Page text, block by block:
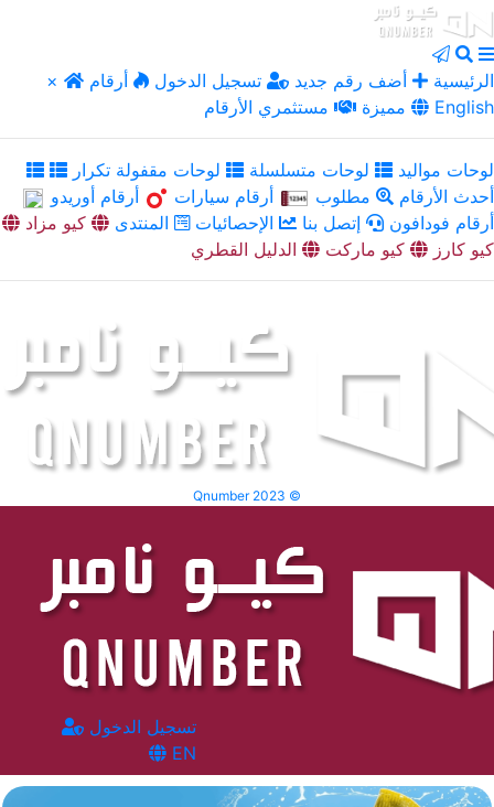
× الرئيسية أضف رقم جديد تسجيل الدخول
أرقام
مميزة
مستثمري الأرقام English
لوحات مواليد لوحات متسلسلة
لوحات مقفولة تكرار
أحدث الأرقام
مطلوب أرقام سيارات
أرقام أوريدو
أرقام فودافون
إتصل بنا الإحصائيات المنتدى
كيو مزاد
كيو كارز
كيو ماركت الدليل القطري
Qnumber 2023 ©
تسجيل الدخول
EN